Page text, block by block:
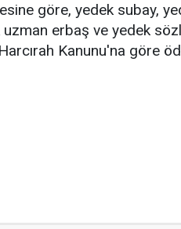
göre, yedek subay,
uzman erbaş ve yedek
Harcırah Kanunu'na göre